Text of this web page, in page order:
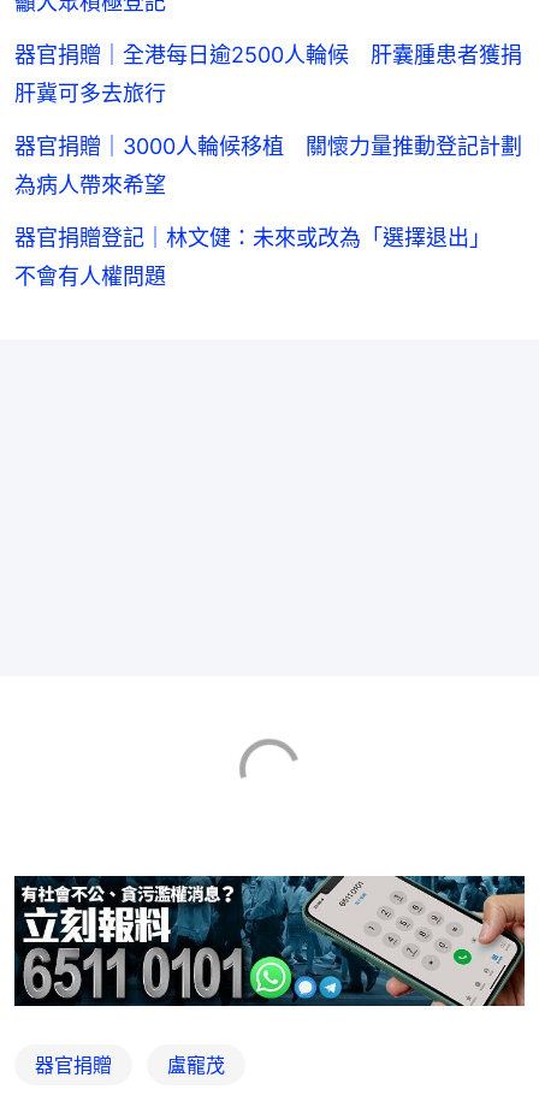
器官捐贈｜全港每日逾2500人輪候 肝囊腫患者獲捐
肝冀可多去旅行
器官捐贈｜3000人輪候移植 關懷力量推動登記計劃
為病人帶來希望
器官捐贈登記｜林文健：未來或改為「選擇退出」
不會有人權問題
器官捐贈 盧寵茂